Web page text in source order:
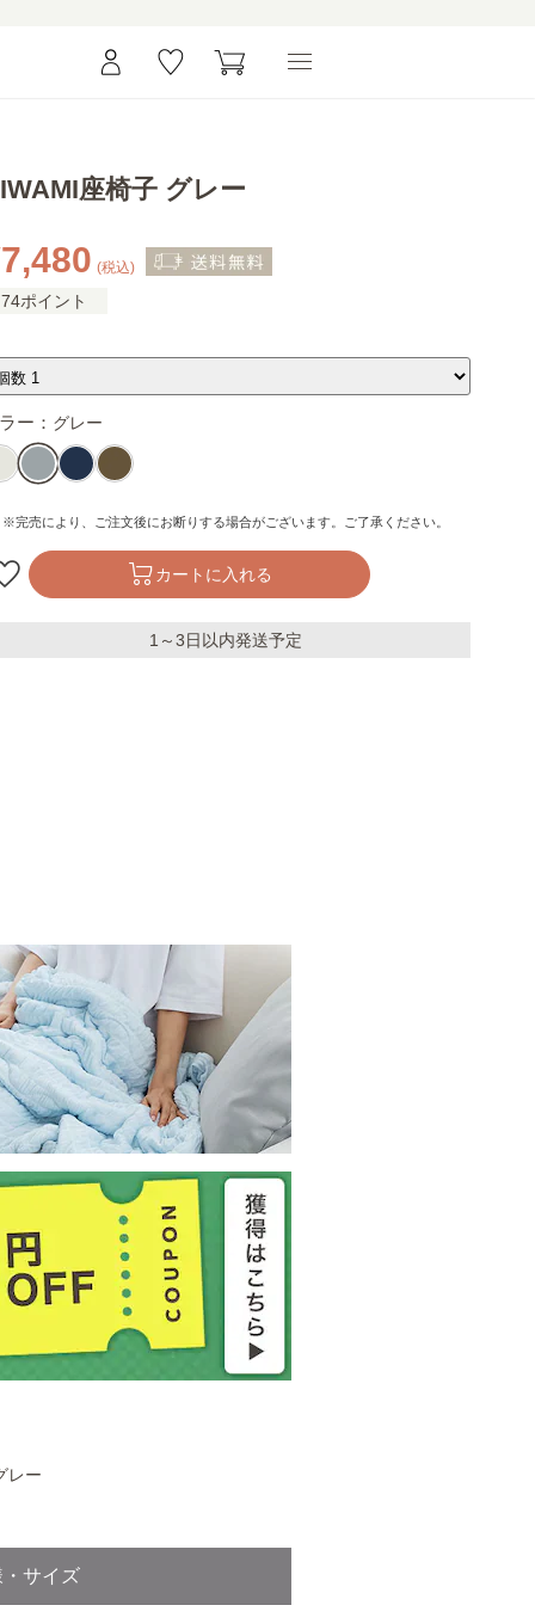
座椅子 グレー
(税込)
74ポイント
ー： グレー
※完売により、ご注文後にお断りする場合がございます。ご了承ください。
カートに入れる
1～3日以内発送予定
レー
サイズ